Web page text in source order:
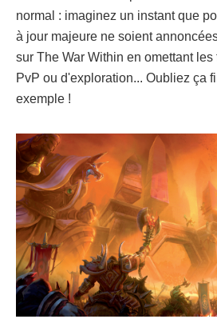
normal : imaginez un instant que
à jour majeure ne soient
sur The War Within en omettant
PvP ou d'exploration... Oubliez ça
exemple !